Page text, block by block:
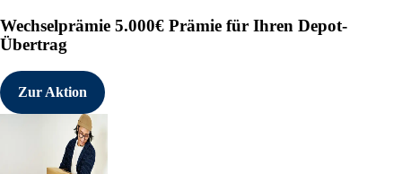
Wechselprämie 5.000€ Prämie für Ihren Depot-
Übertrag
Zur Aktion